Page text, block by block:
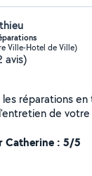
Ville-Hotel de Ville)
avis)
réparations
de votre clim .
quatre vingt
Catherine : 5/5